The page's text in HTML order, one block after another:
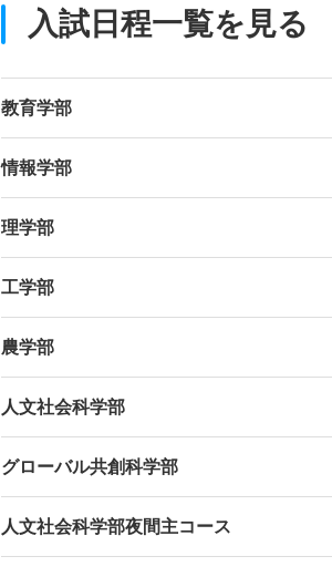
入試日程一覧を見る
教育学部
情報学部
理学部
工学部
農学部
人文社会科学部
グローバル共創科学部
人文社会科学部夜間主コース